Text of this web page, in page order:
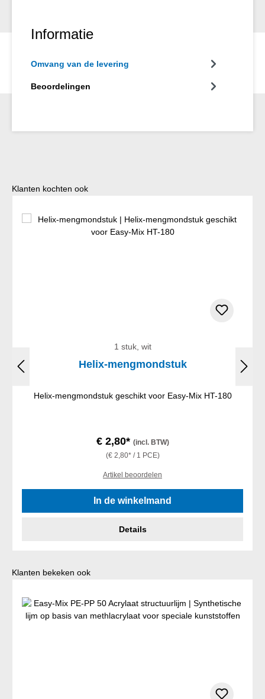
Informatie
Omvang van de levering
Beoordelingen
Productgalerij overslaan
Klanten kochten ook
1 stuk, wit
Helix-mengmondstuk
Helix-mengmondstuk geschikt voor Easy-Mix HT-180
€ 2,80* (incl. BTW)
(€ 2,80* / 1 PCE)
Artikel beoordelen
In de winkelmand
Details
Productgalerij overslaan
Klanten bekeken ook